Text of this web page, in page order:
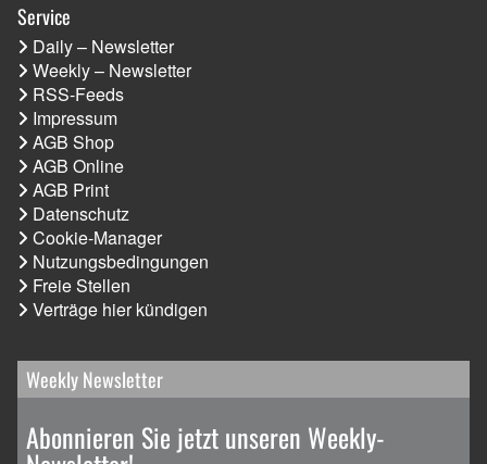
Service
Daily – Newsletter
Weekly – Newsletter
RSS-Feeds
Impressum
AGB Shop
AGB Online
AGB Print
Datenschutz
Cookie-Manager
Nutzungsbedingungen
Freie Stellen
Verträge hier kündigen
Weekly Newsletter
Abonnieren Sie jetzt unseren Weekly-